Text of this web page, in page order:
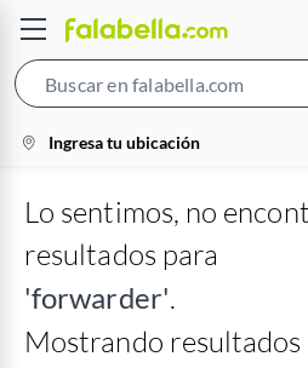
location-
icon
Ingresa tu ubicación
Lo sentimos, no
resultados para
'forwarder'.
Mostrando resultados